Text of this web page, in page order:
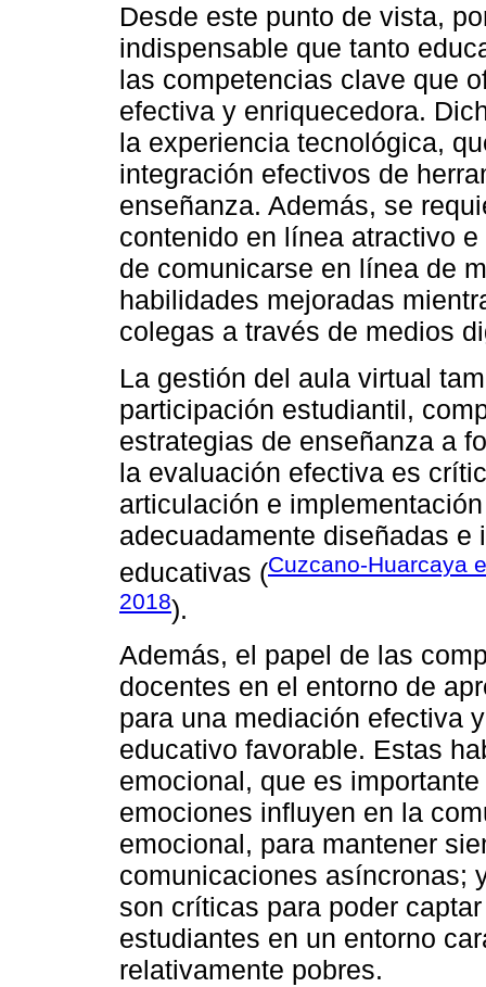
Desde este punto de vista,
indispensable que tanto
las competencias clave que
efectiva y enriquecedora.
la experiencia tecnológica,
integración efectivos de
enseñanza. Además, se
contenido en línea atractivo
de comunicarse en línea de
habilidades mejoradas
colegas a través de medios
La gestión del aula virtual
participación estudiantil,
estrategias de enseñanza a
la evaluación efectiva es
articulación e
adecuadamente diseñadas
educativas (Cuzcano-Huarcaya
2018).
Además, el papel de las
docentes en el entorno de
para una mediación efectiva
educativo favorable. Estas
emocional, que es
emociones influyen en la
emocional, para mantener
comunicaciones asíncronas;
son críticas para poder
estudiantes en un entorno
relativamente pobres.